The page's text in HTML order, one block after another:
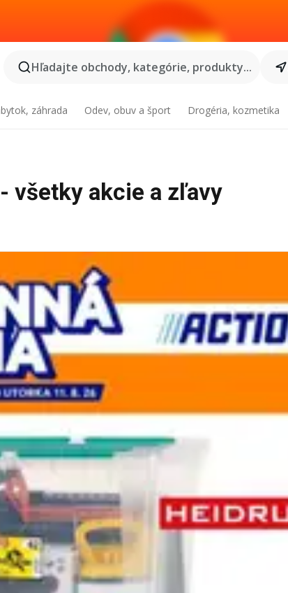
Hľadajte obchody, kategórie, produkty...
záhrada Odev, obuv a šport Drogéria, kozmetika
všetky akcie a zľavy